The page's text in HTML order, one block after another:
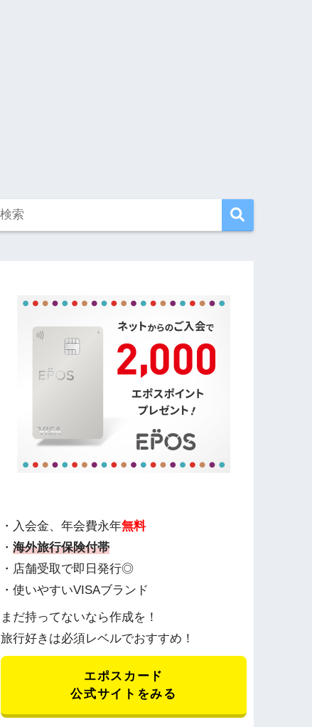
・入会金、年会費永年無料
・海外旅行保険付帯
・店舗受取で即日発行◎
・使いやすいVISAブランド
まだ持ってないなら作成を！
旅行好きは必須レベルでおすすめ！
エポスカード
公式サイトをみる